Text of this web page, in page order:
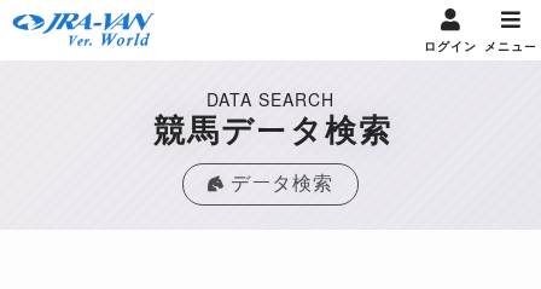
ログイン メニュー
DATA SEARCH
競馬データ検索
データ検索